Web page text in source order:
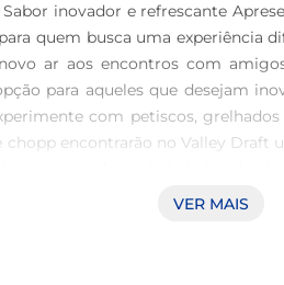
inovador e refrescante
quem busca uma experiência
ar aos encontros com
para aqueles que desejam
com petiscos,
encontrarão no Valley
garrafa de 500ml não apenas
VER MAIS